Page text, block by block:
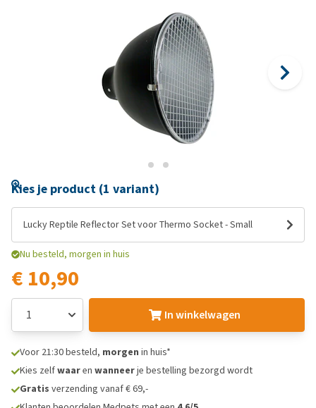
Kies je product (1 variant)
Lucky Reptile Reflector Set voor Thermo Socket - Small
Nu besteld, morgen in huis
€ 10,90
In winkelwagen
Voor 21:30 besteld, morgen in huis*
Kies zelfwaaren wanneerje bestelling bezorgd wordt
Gratis verzending vanaf € 69,-